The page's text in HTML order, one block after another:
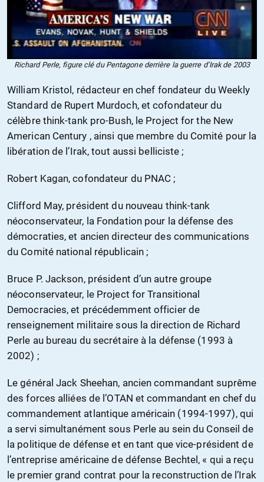
Richard Perle, figure clé du Pentagone derrière la guerre d’Irak de 2003
William Kristol, rédacteur en chef fondateur du Weekly
Standard de Rupert Murdoch, et cofondateur du
célèbre think-tank pro-Bush, le Project for the New
American Century , ainsi que membre du Comité pour la
libération de l’Irak, tout aussi belliciste ;
Robert Kagan, cofondateur du PNAC ;
Clifford May, président du nouveau think-tank
néoconservateur, la Fondation pour la défense des
démocraties, et ancien directeur des communications
du Comité national républicain ;
Bruce P. Jackson, président d’un autre groupe
néoconservateur, le Project for Transitional
Democracies, et précédemment officier de
renseignement militaire sous la direction de Richard
Perle au bureau du secrétaire à la défense (1993 à
2002) ;
Le général Jack Sheehan, ancien commandant suprême
des forces alliées de l’OTAN et commandant en chef du
commandement atlantique américain (1994-1997), qui
a servi simultanément sous Perle au sein du Conseil de
la politique de défense et en tant que vice-président de
l’entreprise américaine de défense Bechtel, « qui a reçu
le premier grand contrat pour la reconstruction de l’Irak